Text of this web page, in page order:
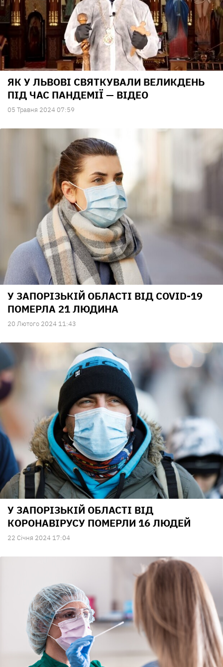
ЯК У ЛЬВОВІ СВЯТКУВАЛИ ВЕЛИКДЕНЬ
ПІД ЧАС ПАНДЕМІЇ — ВІДЕО
05 Травня 2024 07:59
У ЗАПОРІЗЬКІЙ ОБЛАСТІ ВІД COVID-19
ПОМЕРЛА 21 ЛЮДИНА
20 Лютого 2024 11:43
У ЗАПОРІЗЬКІЙ ОБЛАСТІ ВІД
КОРОНАВІРУСУ ПОМЕРЛИ 16 ЛЮДЕЙ
22 Сiчня 2024 17:04